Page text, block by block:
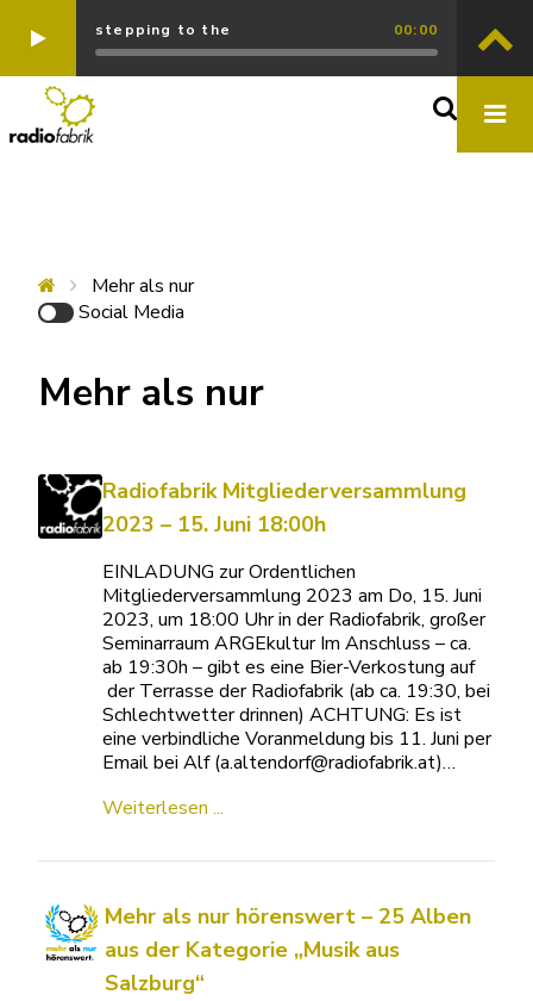
stepping to the 00:00
Mehr als nur
Social Media
Mehr als nur
Radiofabrik Mitgliederversammlung
2023 – 15. Juni 18:00h
EINLADUNG zur Ordentlichen
Mitgliederversammlung 2023 am Do, 15. Juni
2023, um 18:00 Uhr in der Radiofabrik, großer
Seminarraum ARGEkultur Im Anschluss – ca.
ab 19:30h – gibt es eine Bier-Verkostung auf
der Terrasse der Radiofabrik (ab ca. 19:30, bei
Schlechtwetter drinnen) ACHTUNG: Es ist
eine verbindliche Voranmeldung bis 11. Juni per
Email bei Alf (a.altendorf@radiofabrik.at)…
Weiterlesen ...
Mehr als nur hörenswert – 25 Alben
aus der Kategorie „Musik aus
Salzburg“